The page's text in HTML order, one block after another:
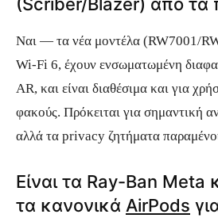
(Scriber/Blazer) από τα
Ναι — τα νέα μοντέλα (RW7001/
Wi-Fi 6, έχουν ενσωματωμένη
AR, και είναι διαθέσιμα και για
φακούς. Πρόκειται για σημαντική
αλλά τα privacy ζητήματα
Είναι τα Ray-Ban Meta
τα κανονικά AirPods